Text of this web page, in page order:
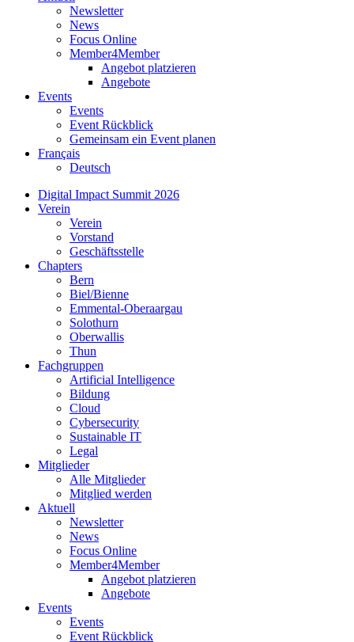
Newsletter
News
Focus Online
Member4Member
Angebot platzieren
Angebote
Events
Events
Event Rückblick
Gemeinsam ein Event planen
Français
Deutsch
Digital Impact Summit 2026
Verein
Verein
Vorstand
Geschäftsstelle
Chapters
Bern
Biel/Bienne
Emmental-Oberaargau
Solothurn
Oberwallis
Thun
Fachgruppen
Artificial Intelligence
Bildung
Cloud
Cybersecurity
Sustainable IT
Legal
Mitglieder
Alle Mitglieder
Mitglied werden
Aktuell
Newsletter
News
Focus Online
Member4Member
Angebot platzieren
Angebote
Events
Events
Event Rückblick